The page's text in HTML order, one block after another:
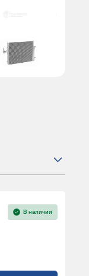
В наличии